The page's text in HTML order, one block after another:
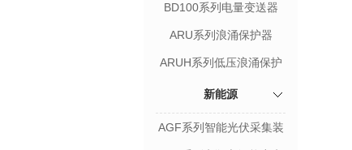
BD100系列电量变送器
ARU系列浪涌保护器
ARUH系列低压浪涌保护
新能源
AGF系列智能光伏采集装